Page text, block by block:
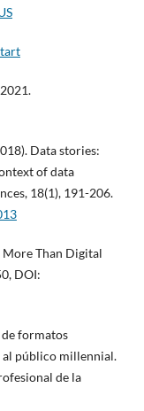
Data stories:
of data
18(1), 191-206.
More Than Digital
DOI:
de formatos
al público millennial.
de la